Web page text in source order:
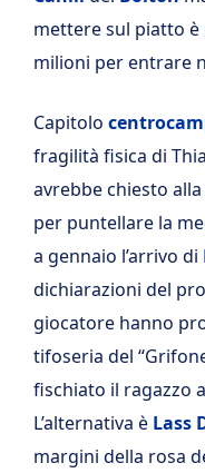
mettere sul piatto è
milioni per entrare
Capitolo
fragilità fisica di
avrebbe chiesto
per puntellare la
a gennaio l’arrivo di
dichiarazioni del
giocatore hanno
tifoseria del
fischiato il ragazzo
L’alternativa è Lass
margini della rosa